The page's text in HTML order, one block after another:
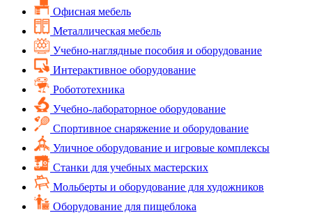
Офисная мебель
Металлическая мебель
Учебно-наглядные пособия и оборудование
Интерактивное оборудование
Робототехника
Учебно-лабораторное оборудование
Спортивное снаряжение и оборудование
Уличное оборудование и игровые комплексы
Cтанки для учебных мастерских
Мольберты и оборудование для художников
Оборудование для пищеблока